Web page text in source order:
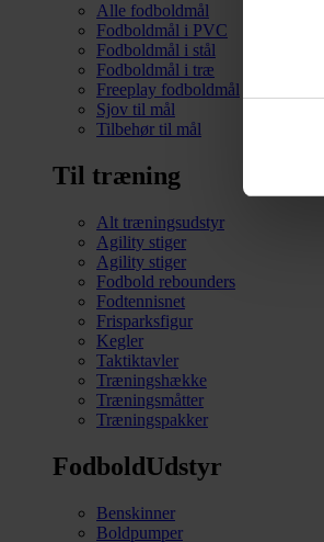
Alle fodboldmål
Fodboldmål i PVC
Fodboldmål i stål
Fodboldmål i træ
Freeplay fodboldmål
Sjov til mål
Tilbehør til mål
Til træning
Alt træningsudstyr
Agility stiger
Agility stiger
Fodbold rebounders
Fodtennisnet
Frisparksfigur
Kegler
Taktiktavler
Træningshække
Træningsmåtter
Træningspakker
FodboldUdstyr
Benskinner
Boldpumper